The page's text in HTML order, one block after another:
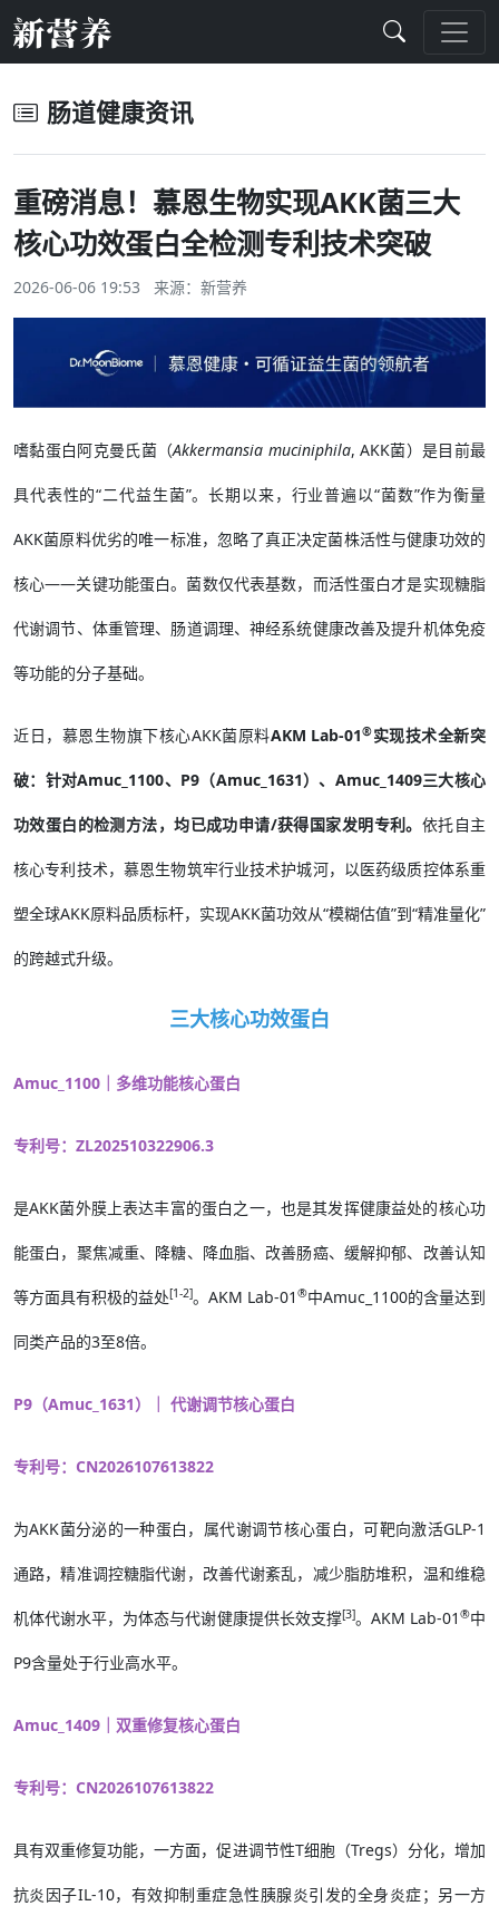
肠道健康资讯
重磅消息！慕恩生物实现AKK菌三大
核心功效蛋白全检测专利技术突破
2026-06-06 19:53 来源： 新营养
嗜黏蛋白阿克曼氏菌（Akkermansia muciniphila, AKK菌）是目前最
具代表性的“二代益生菌”。长期以来，行业普遍以“菌数”作为衡量
AKK菌原料优劣的唯一标准，忽略了真正决定菌株活性与健康功效的
核心——关键功能蛋白。菌数仅代表基数，而活性蛋白才是实现糖脂
代谢调节、体重管理、肠道调理、神经系统健康改善及提升机体免疫
等功能的分子基础。
近日，慕恩生物旗下核心AKK菌原料AKM Lab-01®实现技术全新突
破：针对Amuc_1100、P9（Amuc_1631）、Amuc_1409三大核心
功效蛋白的检测方法，均已成功申请/获得国家发明专利。 依托自主
核心专利技术，慕恩生物筑牢行业技术护城河，以医药级质控体系重
塑全球AKK原料品质标杆，实现AKK菌功效从“模糊估值”到“精准量化”
的跨越式升级。
三大核心功效蛋白
Amuc_1100｜多维功能核心蛋白
专利号：ZL202510322906.3
是AKK菌外膜上表达丰富的蛋白之一，也是其发挥健康益处的核心功
能蛋白，聚焦减重、降糖、降血脂、改善肠癌、缓解抑郁、改善认知
等方面具有积极的益处[1-2]。AKM Lab-01 ®中Amuc_1100的含量达到
同类产品的3至8倍。
P9（Amuc_1631）｜ 代谢调节核心蛋白
专利号：CN2026107613822
为AKK菌分泌的一种蛋白，属代谢调节核心蛋白，可靶向激活GLP-1
通路，精准调控糖脂代谢，改善代谢紊乱，减少脂肪堆积，温和维稳
机体代谢水平，为体态与代谢健康提供长效支撑[3]。AKM Lab-01 ®中
P9含量处于行业高水平。
Amuc_1409｜双重修复核心蛋白
专利号：CN2026107613822
具有双重修复功能，一方面，促进调节性T细胞（Tregs）分化，增加
抗炎因子IL-10，有效抑制重症急性胰腺炎引发的全身炎症；另一方